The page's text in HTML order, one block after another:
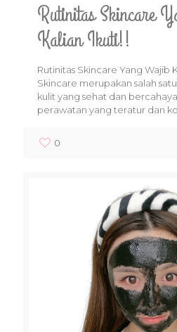
Rutinitas Skincare
Kalian Ikuti!!
Rutinitas Skincare Yang Wajib
Skincare merupakan salah
kulit yang sehat dan
perawatan yang teratur dan
0